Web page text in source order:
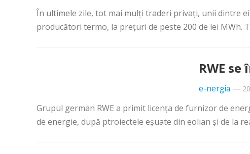
În ultimele zile, tot mai mulţi traderi privaţi, unii dintre
producători termo, la preţuri de peste 200 de lei MWh.
RWE
e-nergia —
Grupul german RWE a primit licenţa de furnizor de
de energie, după ptroiectele eşuate din eolian şi de la